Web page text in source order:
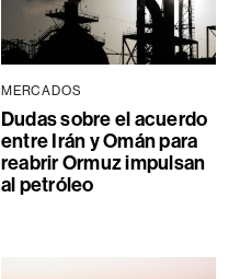
MERCADOS
Dudas sobre el acuerdo
entre Irán y Omán para
reabrir Ormuz impulsan
al petróleo